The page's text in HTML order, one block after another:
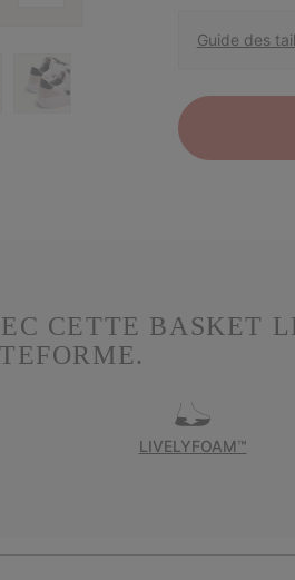
Guide des
CETTE BASKET
LIVELYFOAM™